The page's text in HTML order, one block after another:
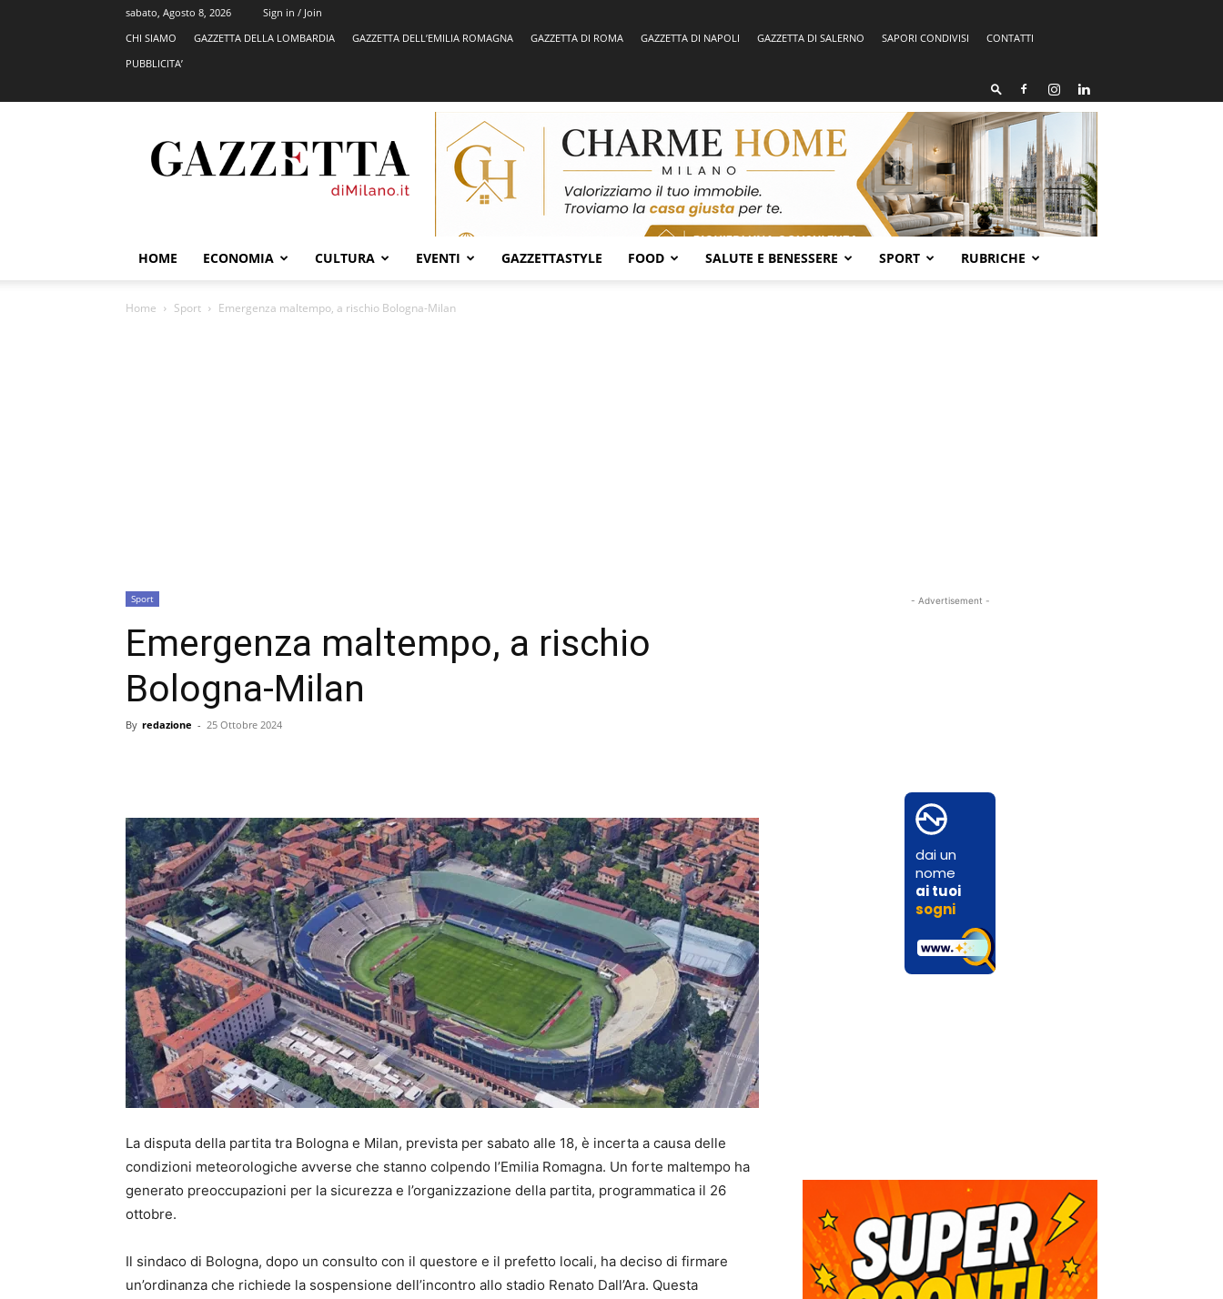
sabato, Agosto 8, 2026
Sign in / Join
CHI SIAMO
GAZZETTA DELLA LOMBARDIA GAZZETTA DELL’EMILIA ROMAGNA GAZZETTA DI ROMA GAZZETTA DI NAPOLI GAZZETTA DI SALERNO SAPORI CONDIVISI
CONTATTI
PUBBLICITA’
HOME ECONOMIA CULTURA EVENTI GAZZETTASTYLE FOOD SALUTE E BENESSERE SPORT RUBRICHE
Home Sport Emergenza maltempo, a rischio Bologna-Milan
Sport
Emergenza maltempo, a rischio
Bologna-Milan
By redazione - 25 Ottobre 2024
La disputa della partita tra Bologna e Milan, prevista per sabato alle 18, è incerta a causa delle
condizioni meteorologiche avverse che stanno colpendo l’Emilia Romagna. Un forte maltempo ha
generato preoccupazioni per la sicurezza e l’organizzazione della partita, programmatica il 26
ottobre.
Il sindaco di Bologna, dopo un consulto con il questore e il prefetto locali, ha deciso di firmare
un’ordinanza che richiede la sospensione dell’incontro allo stadio Renato Dall’Ara. Questa
- Advertisement -